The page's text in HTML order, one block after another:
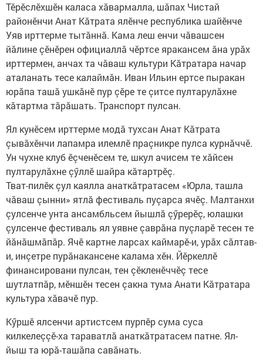
Тӗрӗслӗхшӗн каласа хăвармалла, шăпах Чистай
районӗнчи Анат Кăтрата ялӗнче республика шайӗнче
Уяв ирттерме тытăннă. Кама леш енчи чăвашсен
йăлине çӗнӗрен официаллă чӗртсе яракансем ăна урăх
ирттермен, анчах та чăваш культури Кăтратара начар
аталанать тесе калаймăн. Иван Ильин ертсе пыракан
юрăпа ташă ушкăнӗ пур çӗре те çитсе пултарулăхне
кăтартма тăрăшать. Транспорт пулсан.
Ял кунӗсем ирттерме модă тухсан Анат Кăтрата
çывăхӗнчи лапамра илемлӗ праçникре пулса курнăччӗ.
Ун чухне клуб ӗçченӗсем те, шкул ачисем те хăйсен
пултарулăхне çӳллӗ шайра кăтартрӗç.
Тват-пилӗк çул каялла анаткăтратасем «Юрла, ташла
чăваш çынни» ятлă фестиваль пуçарса ячӗç. Малтанхи
çулсенче унта ансамбльсем йышлă çӳрерӗç, юлашки
çулсенче фестиваль ял уявне çаврăна пуçларӗ тесен те
йăнăшмăпăр. Ячӗ картне ларсах каймарӗ-и, урăх сăлтав-
и, инçетре пурăнакансене калама хӗн. Йӗркеллӗ
финансировани пулсан, тен çӗкленӗччӗç тесе
шутлатпăр, мӗншӗн тесен çакна тума Анати Кăтратара
культура хăвачӗ пур.
Кӳршӗ ялсенчи артистсем пурпӗр сума суса
килкелеççӗ-ха тараватлă анаткăтратасем патне. Ял-
йыш та юрă-ташăпа савăнать.